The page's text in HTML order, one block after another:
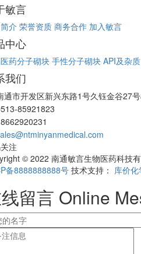
敏言
介 荣誉资质 商务合作 加入敏言
中心
药分子砌块 手性分子砌块 API及杂质
我们
通市开发区新兴东路1号久钰金谷27
85921823
注
© 2022 南通敏言生物医药科技
备8888888888号 技术支持： 库价化
留言 Online